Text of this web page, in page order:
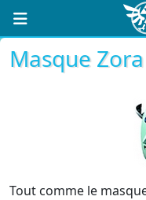
Masque Zora
Tout comme le